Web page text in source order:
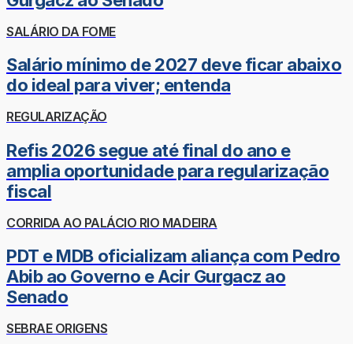
SALÁRIO DA FOME
Salário mínimo de 2027 deve ficar abaixo
do ideal para viver; entenda
REGULARIZAÇÃO
Refis 2026 segue até final do ano e
amplia oportunidade para regularização
fiscal
CORRIDA AO PALÁCIO RIO MADEIRA
PDT e MDB oficializam aliança com Pedro
Abib ao Governo e Acir Gurgacz ao
Senado
SEBRAE ORIGENS